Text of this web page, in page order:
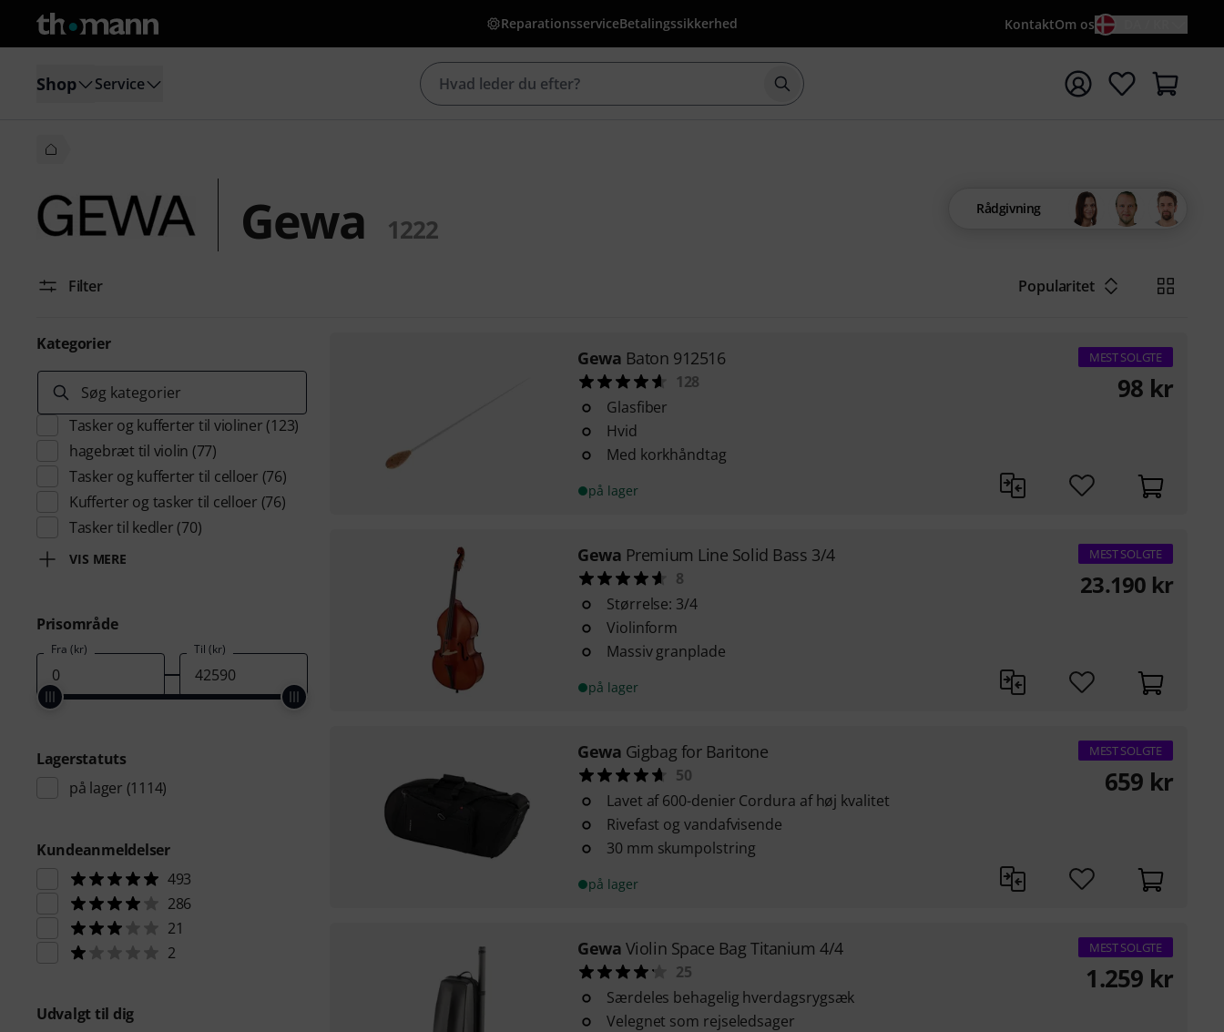
ReparationsserviceBetalingssikkerhed KontaktOm os
Shop Service Start søgning med søgeord {searchTerm}
Gewa 1222
Rådgivning
Filter Popularitet
Kategorier
Søg kategorier
Tasker og kufferter til violiner (123)
hagebræt til violin (77)
Tasker og kufferter til celloer (76)
Kufferter og tasker til celloer (76)
Tasker til kedler (70)
VIS MERE
Prisområde
Fra (kr) Til (kr)
Lagerstatuts
på lager (1114)
Kundeanmeldelser
493
286
21
2
Udvalgt til dig
Gewa Baton 912516
128
Glasfiber
Hvid
Med korkhåndtag
på lager
MEST SOLGTE
98 kr
Gewa Premium Line Solid Bass 3/4
8
Størrelse: 3/4
Violinform
Massiv granplade
på lager
MEST SOLGTE
23.190 kr
Gewa Gigbag for Baritone
50
Lavet af 600-denier Cordura af høj kvalitet
Rivefast og vandafvisende
30 mm skumpolstring
på lager
MEST SOLGTE
659 kr
Gewa Violin Space Bag Titanium 4/4
25
Særdeles behagelig hverdagsrygsæk
Velegnet som rejseledsager
MEST SOLGTE
1.259 kr